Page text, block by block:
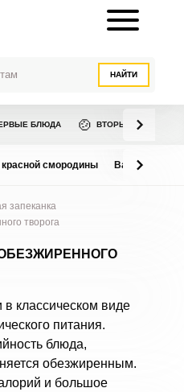
НАЙТИ
БЛЮДА 🍲 ВТОРЫЕ БЛЮДА
смородины Варенье из
запеканка
творога
классическом виде
питания.
блюда,
обезжиренным.
и большое